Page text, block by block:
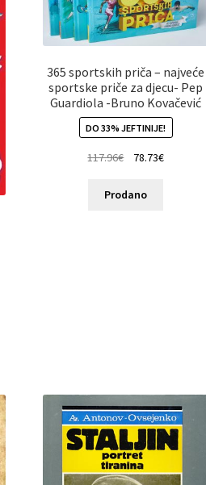
365 sportskih priča – najveće
sportske priče za djecu- Pep
Guardiola -Bruno Kovačević
DO 33% JEFTINIJE!
117.96€ 78.73€
Prodano